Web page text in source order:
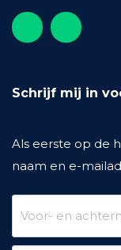
Schrijf mij in
Als eerste op de
naam en e-